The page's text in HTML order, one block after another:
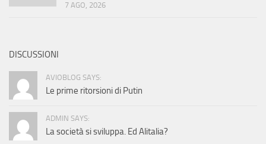
7 AGO, 2026
DISCUSSIONI
AVIOBLOG SAYS:
Le prime ritorsioni di Putin
ADMIN SAYS:
La società si sviluppa. Ed Alitalia?